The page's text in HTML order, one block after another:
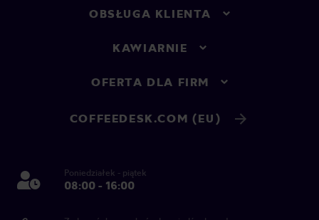
OBSŁUGA KLIENTA
KAWIARNIE
OFERTA DLA FIRM
COFFEEDESK.COM (EU)
Poniedziałek - piątek
08:00 - 16:00